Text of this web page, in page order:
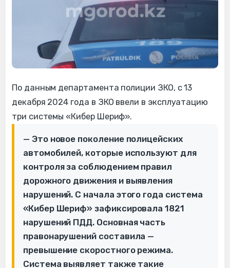
По данным департамента полиции ЗКО, с 13
декабря 2024 года в ЗКО ввели в эксплуатацию
три системы «Кибер Шериф».
— Это новое поколение полицейских
автомобилей, которые используют для
контроля за соблюдением правил
дорожного движения и выявления
нарушений. С начала этого года система
«Кибер Шериф» зафиксировала 1821
нарушений ПДД. Основная часть
правонарушений составила —
превышение скоростного режима.
Система выявляет также такие